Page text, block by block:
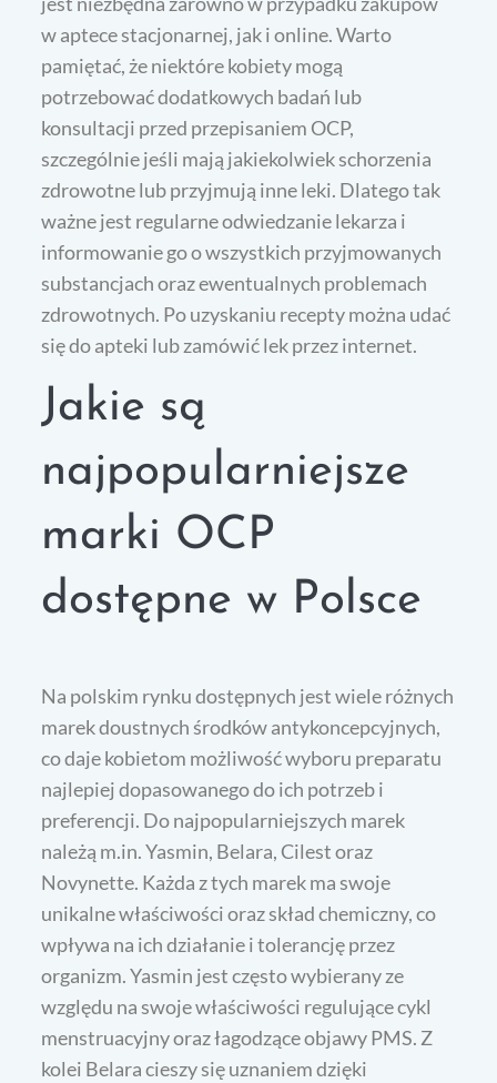
w aptece stacjonarnej, jak i online. Warto
pamiętać, że niektóre kobiety mogą
potrzebować dodatkowych badań lub
konsultacji przed przepisaniem OCP,
szczególnie jeśli mają jakiekolwiek schorzenia
zdrowotne lub przyjmują inne leki. Dlatego tak
ważne jest regularne odwiedzanie lekarza i
informowanie go o wszystkich przyjmowanych
substancjach oraz ewentualnych problemach
zdrowotnych. Po uzyskaniu recepty można udać
się do apteki lub zamówić lek przez internet.
Jakie są
najpopularniejsze
marki OCP
dostępne w Polsce
Na polskim rynku dostępnych jest wiele różnych
marek doustnych środków antykoncepcyjnych,
co daje kobietom możliwość wyboru preparatu
najlepiej dopasowanego do ich potrzeb i
preferencji. Do najpopularniejszych marek
należą m.in. Yasmin, Belara, Cilest oraz
Novynette. Każda z tych marek ma swoje
unikalne właściwości oraz skład chemiczny, co
wpływa na ich działanie i tolerancję przez
organizm. Yasmin jest często wybierany ze
względu na swoje właściwości regulujące cykl
menstruacyjny oraz łagodzące objawy PMS. Z
kolei Belara cieszy się uznaniem dzięki